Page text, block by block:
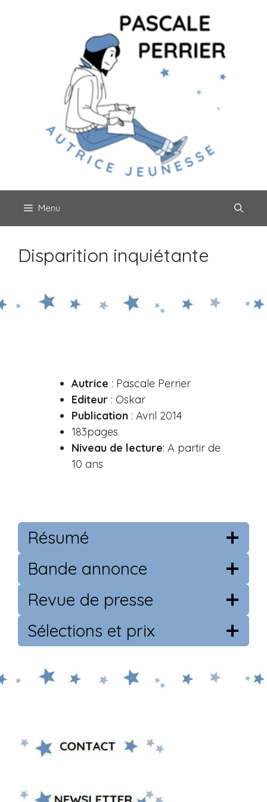
Menu
Disparition inquiétante
Autrice : Pascale Perrier
Editeur : Oskar
Publication: Avril 2014
183pages
Niveau de lecture: A partir de
10 ans
Résumé
Bande annonce
Revue de presse
Sélections et prix